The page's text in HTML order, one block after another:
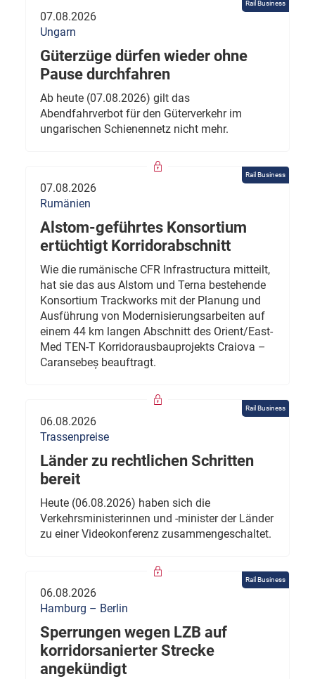
Rail Business
07.08.2026
Ungarn
Güterzüge dürfen wieder ohne
Pause durchfahren
Ab heute (07.08.2026) gilt das
Abendfahrverbot für den Güterverkehr im
ungarischen Schienennetz nicht mehr.
Rail Business
07.08.2026
Rumänien
Alstom-geführtes Konsortium
ertüchtigt Korridorabschnitt
Wie die rumänische CFR Infrastructura mitteilt,
hat sie das aus Alstom und Terna bestehende
Konsortium Trackworks mit der Planung und
Ausführung von Modernisierungsarbeiten auf
einem 44 km langen Abschnitt des Orient/East-
Med TEN-T Korridorausbauprojekts Craiova –
Caransebeș beauftragt.
Rail Business
06.08.2026
Trassenpreise
Länder zu rechtlichen Schritten
bereit
Heute (06.08.2026) haben sich die
Verkehrsministerinnen und -minister der Länder
zu einer Videokonferenz zusammengeschaltet.
Rail Business
06.08.2026
Hamburg – Berlin
Sperrungen wegen LZB auf
korridorsanierter Strecke
angekündigt